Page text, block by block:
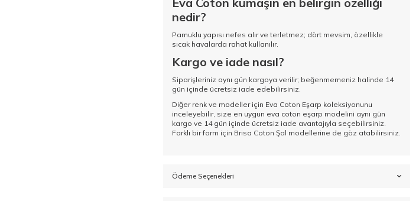
nedir?
Pamuklu yapısı nefes alır ve terletmez; dört mevsim, özellikle
sıcak havalarda rahat kullanılır.
Kargo ve iade nasıl?
Siparişleriniz aynı gün kargoya verilir; beğenmemeniz halinde 14
gün içinde ücretsiz iade edebilirsiniz.
Diğer renk ve modeller için Eva Coton Eşarp koleksiyonunu
inceleyebilir, size en uygun eva coton eşarp modelini aynı gün
kargo ve 14 gün içinde ücretsiz iade avantajıyla seçebilirsiniz.
Farklı bir form için Brisa Coton Şal modellerine de göz atabilirsiniz.
Ödeme Seçenekleri